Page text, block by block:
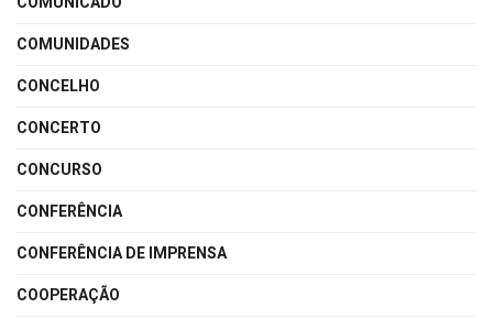
COMUNIDADES
CONCELHO
CONCERTO
CONCURSO
CONFERÊNCIA
CONFERÊNCIA DE IMPRENSA
COOPERAÇÃO